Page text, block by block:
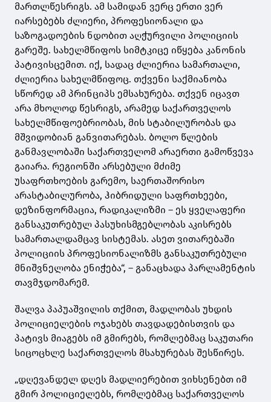
მართლწესრიგს. ამ სამიდან ვერც ერთი ვერ
იარსებებს ძლიერი, პროფესიონალი და
საზოგადოების ნდობით აღჭურვილი პოლიციის
გარეშე. სახელმწიფოს სიმტკიცე იწყება კანონის
პატივისცემით. იქ, სადაც ძლიერია სამართალი,
ძლიერია სახელმწიფოც. თქვენი საქმიანობა
სწორედ ამ პრინციპს ემსახურება. თქვენ იცავთ
არა მხოლოდ წესრიგს, არამედ საქართველოს
სახელმწიფოებრიობას, მის სტაბილურობას და
მშვიდობიან განვითარებას. ბოლო წლების
განმავლობაში საქართველომ არაერთი გამოწვევა
გაიარა. რეგიონში არსებული მძიმე
უსაფრთხოების გარემო, საერთაშორისო
არასტაბილურობა, ჰიბრიდული საფრთხეები,
დეზინფორმაცია, რადიკალიზმი – ეს ყველაფერი
განსაკუთრებულ პასუხისმგებლობას აკისრებს
სამართალდამცავ სისტემას. ასეთ ვითარებაში
პოლიციის პროფესიონალიზმს განსაკუთრებული
მნიშვნელობა ენიჭება“, – განაცხადა პარლამენტის
თავმჯდომარემ.
შალვა პაპუაშვილის თქმით, მადლობას უხდის
პოლიციელების ოჯახებს თავდადებისთვის და
პატივს მიაგებს იმ გმირებს, რომლებმაც საკუთარი
სიცოცხლე საქართველოს მსახურებას შესწირეს.
„დღევანდელ დღეს მადლიერებით ვიხსენებთ იმ
გმირ პოლიციელებს, რომლებმაც საქართველოს